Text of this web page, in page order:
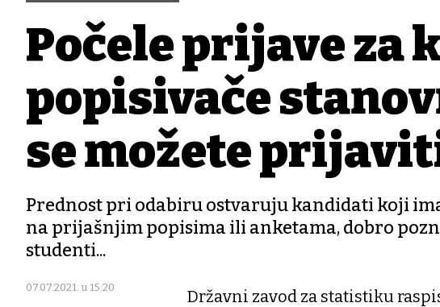
Počele prijave za
popisivače
se možete
Prednost pri odabiru ostvaruju kandidati koji
na prijašnjim popisima ili anketama, dobro
studenti...
07.07.2021. u 15:20
Državni zavod za statistiku